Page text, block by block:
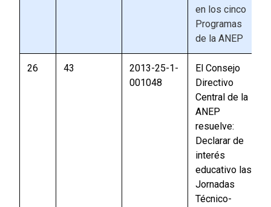
en los cinco
Programas
de la ANEP
26 43
2013-25-1-
001048
El Consejo
Directivo
Central de la
ANEP
resuelve:
Declarar de
interés
educativo las
Jornadas
Técnico-